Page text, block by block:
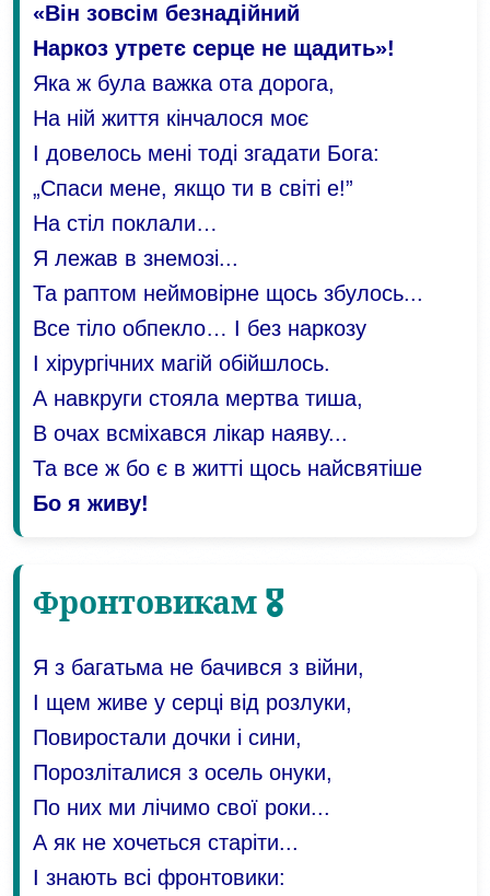
«Він зовсім безнадійний
Наркоз утретє серце не щадить»!
Яка ж була важка ота дорога,
На ній життя кінчалося моє
І довелось мені тоді згадати Бога:
„Спаси мене, якщо ти в світі е!”
На стіл поклали…
Я лежав в знемозі...
Та раптом неймовірне щось збулось...
Все тіло обпекло… І без наркозу
І хірургічних магій обійшлось.
А навкруги стояла мертва тиша,
В очах всміхався лікар наяву...
Та все ж бо є в житті щось найсвятіше
Бо я живу!
Фронтовикам 🎖️
Я з багатьма не бачився з війни,
І щем живе у серці від розлуки,
Повиростали дочки і сини,
Порозліталися з осель онуки,
По них ми лічимо свої роки...
А як не хочеться старіти...
І знають всі фронтовики: